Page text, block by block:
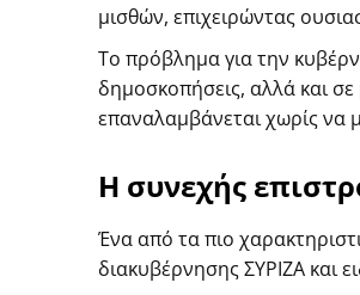
μισθών, επιχειρώντας
Το πρόβλημα για την
δημοσκοπήσεις, αλλά και
επαναλαμβάνεται χωρίς να
Η συνεχής
Ένα από τα πιο
διακυβέρνησης ΣΥΡΙΖΑ και